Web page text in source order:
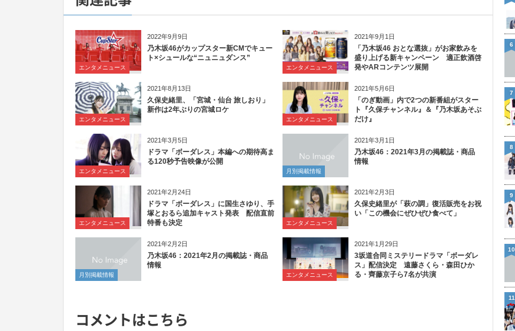
2022年9月9日
エンタメニュース
乃木坂46がカップスター新CMでキュー
ト×シュールな“ニュニュダンス”
2021年9月1日
エンタメニュース
「乃木坂46 おとな選抜」がお家飲みを
盛り上げる新キャンペーン 適正飲酒啓
発やARコンテンツ展開
2021年8月13日
エンタメニュース
久保史緒里、「宮城・仙台 旅しおり」
新作は2年ぶりの宮城ロケ
2021年5月6日
エンタメニュース
「のぎ動画」内で2つの新番組がスター
ト『久保チャンネル』＆『乃木坂あそぶ
だけ』
2021年3月5日
エンタメニュース
ドラマ「ボーダレス」本編への期待高ま
る120秒予告映像が公開
2021年3月1日
月別掲載情報
乃木坂46：2021年3月の掲載誌・商品
情報
2021年2月24日
エンタメニュース
ドラマ「ボーダレス」に国生さゆり、手
塚とおるら追加キャスト発表 配信直前
特番も決定
2021年2月3日
エンタメニュース
久保史緒里が「萩の調」復活販売をお祝
い「この機会にぜひぜひ食べて」
2021年2月2日
月別掲載情報
乃木坂46：2021年2月の掲載誌・商品
情報
2021年1月29日
エンタメニュース
3坂道合同ミステリードラマ「ボーダレ
ス」配信決定 遠藤さくら・森田ひか
る・齊藤京子ら7名が共演
コメントはこちら
6
7
8
9
10
11